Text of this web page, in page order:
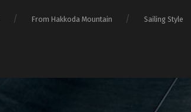
From Hakkoda Mountain Sailing Style